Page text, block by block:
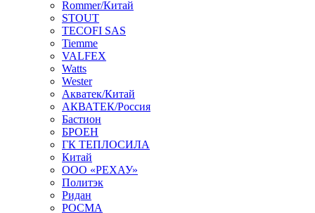
Rommer/Китай
STOUT
TECOFI SAS
Tiemme
VALFEX
Watts
Wester
Акватек/Китай
АКВАТЕК/Россия
Бастион
БРОЕН
ГК ТЕПЛОСИЛА
Китай
ООО «РЕХАУ»
Политэк
Ридан
РОСМА